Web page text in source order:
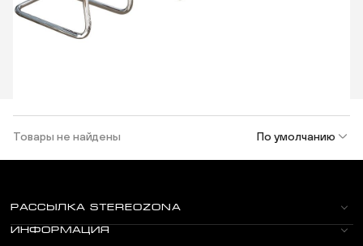
Товары не найдены По умолчанию
РАССЫЛКА STEREOZONA
ИНФОРМАЦИЯ